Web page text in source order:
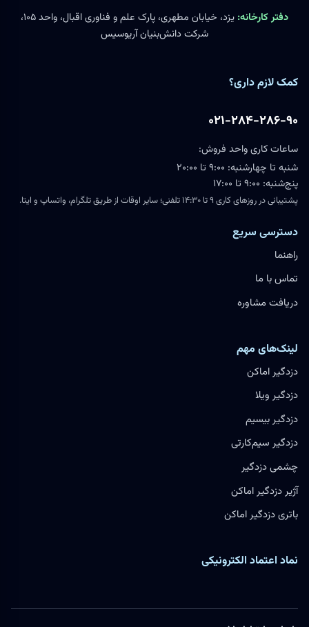
دفتر کارخانه:
یزد، خیابان مطهری، پارک علم و فناوری اقبال، واحد ۱۰۵،
شرکت دانش‌بنیان آریوسیس
کمک لازم داری؟
۰۲۱-۲۸۴-۲۸۶-۹۰
ساعات کاری واحد فروش:
شنبه تا چهارشنبه: ۹:۰۰ تا ۲۰:۰۰
پنج‌شنبه: ۹:۰۰ تا ۱۷:۰۰
پشتیبانی در روزهای کاری ۹ تا ۱۴:۳۰ تلفنی؛ سایر اوقات از طریق تلگرام، واتساپ و ایتا.
دسترسی سریع
راهنما
تماس با ما
دریافت مشاوره
لینک‌های مهم
دزدگیر اماکن
دزدگیر ویلا
دزدگیر بیسیم
دزدگیر سیم‌کارتی
چشمی دزدگیر
آژیر دزدگیر اماکن
باتری دزدگیر اماکن
نماد اعتماد الکترونیکی